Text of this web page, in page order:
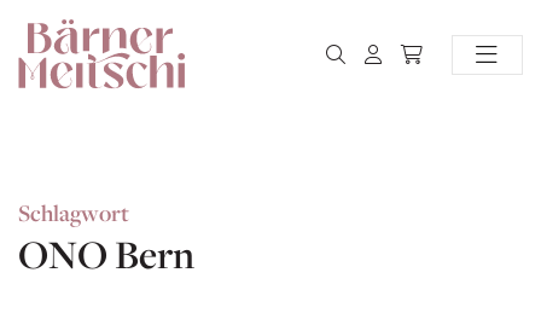
Schlagwort
ONO Bern